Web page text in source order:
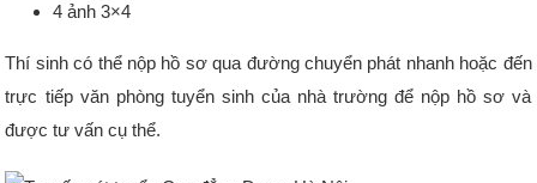
4 ảnh 3×4
Thí sinh có thể nộp hồ sơ qua đường chuyển phát nhanh hoặc đến
trực tiếp văn phòng tuyển sinh của nhà trường để nộp hồ sơ và
được tư vấn cụ thể.